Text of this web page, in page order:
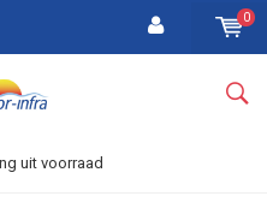
0
uit voorraad